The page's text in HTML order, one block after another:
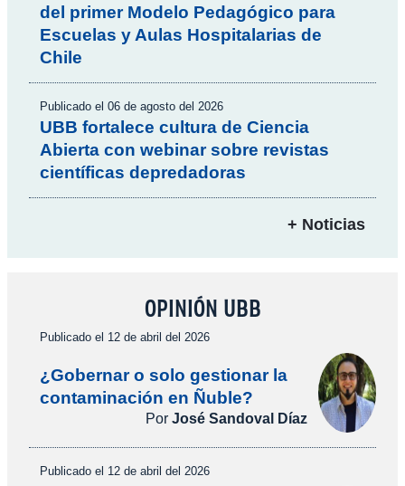
del primer Modelo Pedagógico para
Escuelas y Aulas Hospitalarias de
Chile
Publicado el 06 de agosto del 2026
UBB fortalece cultura de Ciencia
Abierta con webinar sobre revistas
científicas depredadoras
+ Noticias
OPINIÓN UBB
Publicado el 12 de abril del 2026
¿Gobernar o solo gestionar la
contaminación en Ñuble?
Por José Sandoval Díaz
Publicado el 12 de abril del 2026